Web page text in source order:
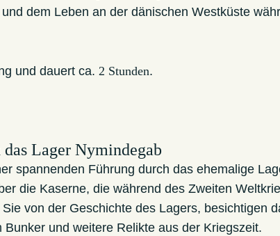
dem Leben an der dänischen Westküste
und dauert ca. 2 Stunden.
Lager Nymindegab
spannenden Führung durch das ehemalige
die Kaserne, die während des Zweiten
von der Geschichte des Lagers, besichtigen
Bunker und weitere Relikte aus der Kriegszeit.